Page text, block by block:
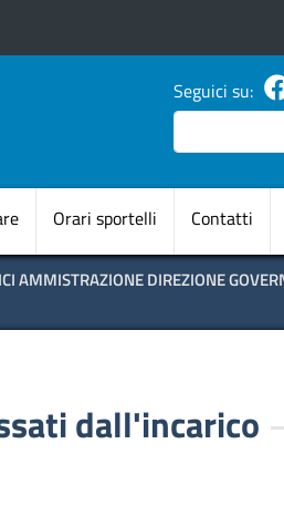
Seguici su:
Cerca
principale
Orari sportelli Contatti
AMMISTRAZIONE DIREZIONE
dall'incarico